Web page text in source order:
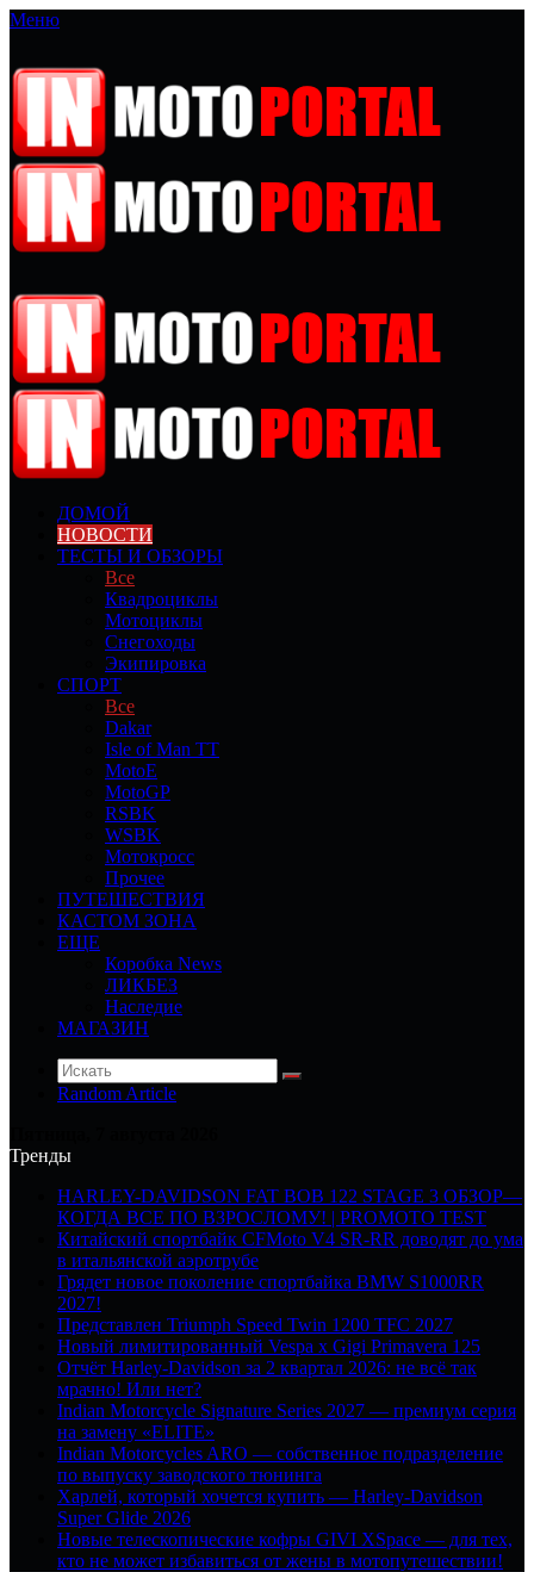
Меню
ДОМОЙ
НОВОСТИ
ТЕСТЫ И ОБЗОРЫ
Все
Квадроциклы
Мотоциклы
Снегоходы
Экипировка
СПОРТ
Все
Dakar
Isle of Man TT
MotoE
MotoGP
RSBK
WSBK
Мотокросс
Прочее
ПУТЕШЕСТВИЯ
КАСТОМ ЗОНА
ЕЩЕ
Коробка News
ЛИКБЕЗ
Наследие
МАГАЗИН
Random Article
Тренды
HARLEY-DAVIDSON FAT BOB 122 STAGE 3 ОБЗОР—
КОГДА ВСЕ ПО ВЗРОСЛОМУ! | PROMOTO TEST
Китайский спортбайк CFMoto V4 SR-RR доводят до ума
в итальянской аэротрубе
Грядет новое поколение спортбайка BMW S1000RR
2027!
Представлен Triumph Speed Twin 1200 TFC 2027
Новый лимитированный Vespa x Gigi Primavera 125
Отчёт Harley-Davidson за 2 квартал 2026: не всё так
мрачно! Или нет?
Indian Motorcycle Signature Series 2027 — премиум серия
на замену «ELITE»
Indian Motorcycles ARO — собственное подразделение
по выпуску заводского тюнинга
Харлей, который хочется купить — Harley-Davidson
Super Glide 2026
Новые телескопические кофры GIVI XSpace — для тех,
кто не может избавиться от жены в мотопутешествии!